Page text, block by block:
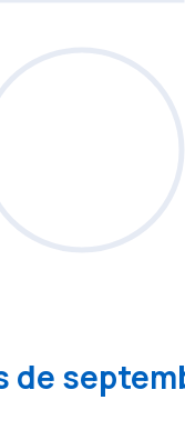
de